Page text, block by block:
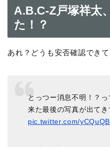
A.B.C-Z戸塚祥太
た！？
あれ？どうも安否確認できて
とっつー消息不明！？
来た最後の写真が出て
pic.twitter.com/